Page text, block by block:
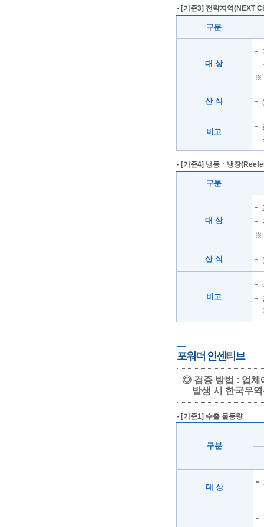
[기준3] 전략지역(NEXT
구분
대 상
※
산 식
비고
[기준4] 냉동ㆍ냉장
구분
대 상
※
산 식
비고
포워더 인센티브
◎ 검증 방법 : 업체
발생 시 한국무
[기준1] 수출 물동량
구분
대 상